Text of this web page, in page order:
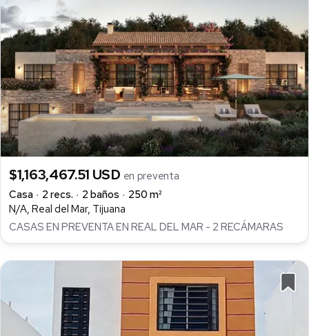
$1,163,467.51 USD en preventa
Casa
2 recs. 2 baños
250 m²
N/A, Real del Mar, Tijuana
CASAS EN PREVENTA EN REAL DEL MAR - 2 RECÁMARAS